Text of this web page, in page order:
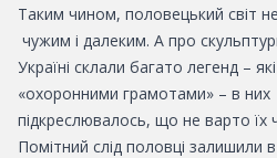
Таким чином, половецький світ
чужим і далеким. А про
Україні склали багато легенд –
«охоронними грамотами» – в них
підкреслювалось, що не варто їх
Помітний слід половці залишили в